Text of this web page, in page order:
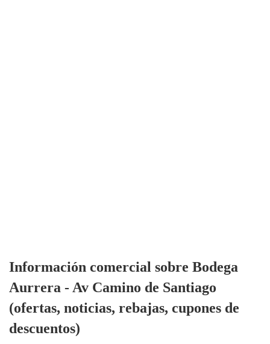
Información comercial sobre Bodega
Aurrera - Av Camino de Santiago
(ofertas, noticias, rebajas, cupones de
descuentos)